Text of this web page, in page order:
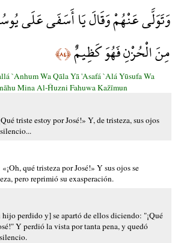
وَتَوَلَّى عَنْهُمْ وَقَالَ يَا أَسَفَى عَلَى
مِنَ الْحُزْنِ فَهُوَ كَظِيمٌ﴿٨٤﴾
`Anhum Wa Qāla Yā 'Asafá `Alá Yūsufa Wa
Mina Al-Ĥuzni Fahuwa Kažīmun
triste estoy por José!» Y, de tristeza, sus ojos
qué tristeza por José!» Y sus ojos se
pero reprimió su exasperación.
perdido y] se apartó de ellos diciendo: "¡Qué
Y perdió la vista por tanta pena, y quedó